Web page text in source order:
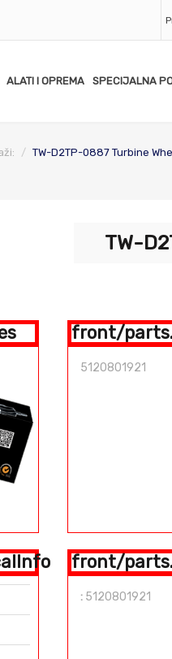
ALATI I OPREMA SPECIJALNA
TW-D2TP-0887 Turbine
TW-
front/
5120801921
front/
: 5120801921